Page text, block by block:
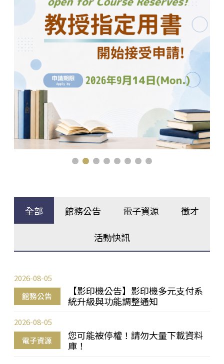
全部 館務公告 電子資源 徵才
活動快訊
館務公告
【影印機公告】影印機多元支付系
統升級與功能調整通知
2026-08-05
電子資源
您可能被停權！請勿大量下載資料
庫！
2026-08-05